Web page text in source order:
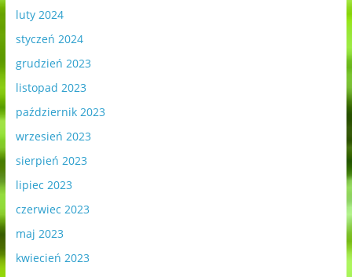
luty 2024
styczeń 2024
grudzień 2023
listopad 2023
październik 2023
wrzesień 2023
sierpień 2023
lipiec 2023
czerwiec 2023
maj 2023
kwiecień 2023